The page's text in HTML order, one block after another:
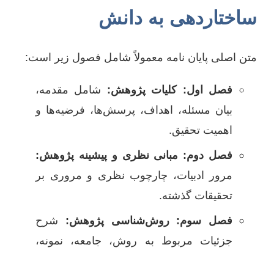
ساختاردهی به دانش
متن اصلی پایان نامه معمولاً شامل فصول زیر است:
فصل اول: کلیات پژوهش: شامل مقدمه،
بیان مسئله، اهداف، پرسش‌ها، فرضیه‌ها و
اهمیت تحقیق.
فصل دوم: مبانی نظری و پیشینه پژوهش:
مرور ادبیات، چارچوب نظری و مروری بر
تحقیقات گذشته.
فصل سوم: روش‌شناسی پژوهش: شرح
جزئیات مربوط به روش، جامعه، نمونه،